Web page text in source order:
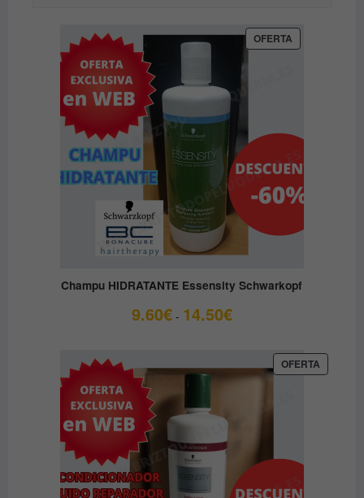
OFERTAPRODUCTO
EN
Champu HIDRATANTE Essensity Schwarkopf
9.60€ - 14.50€Rango
9.60€
OFERTA
EN